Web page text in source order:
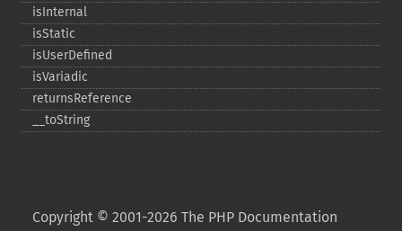
isInternal
isStatic
isUserDefined
isVariadic
returnsReference
_​_​toString
Copyright © 2001-2026 The PHP Documentation